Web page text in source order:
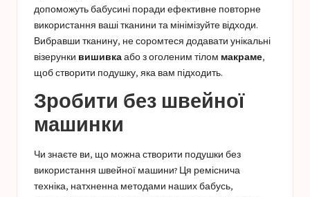
допоможуть бабусині поради ефективне повторне
використання ваші тканини та мінімізуйте відходи.
Вибравши тканину, не соромтеся додавати унікальні
візерунки вишивкаабо з оголеним тілом макраме,
щоб створити подушку, яка вам підходить.
Зробити без швейної
машинки
Чи знаєте ви, що можна створити подушки без
використання швейної машини? Ця реміснича
техніка, натхненна методами наших бабусь,